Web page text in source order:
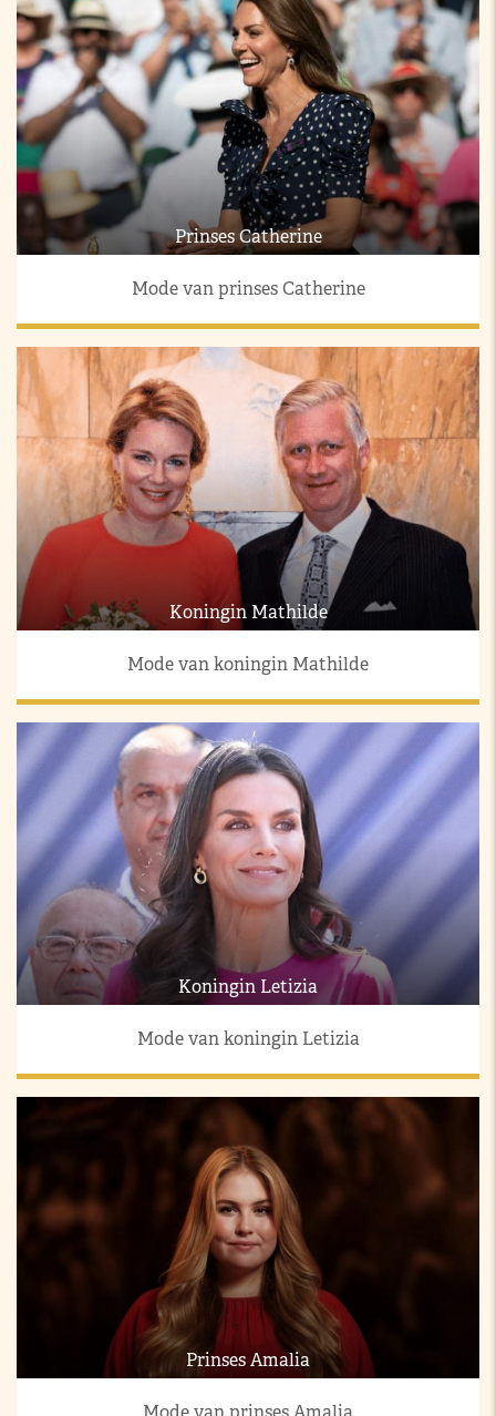
Prinses Catherine
Mode van prinses Catherine
Koningin Mathilde
Mode van koningin Mathilde
Koningin Letizia
Mode van koningin Letizia
Prinses Amalia